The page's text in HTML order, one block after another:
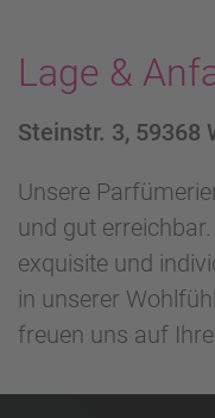
Lage &
Steinstr. 3, 59368
Unsere
und gut
exquisite und
in unserer
freuen uns auf